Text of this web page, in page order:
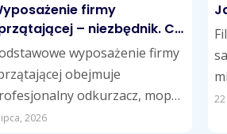
firmy
– niezbędnik. Co
kupić na start?
wyposażenie firmy
obejmuje
odkurzacz, mopy,
serwisowy, ściereczki z
2026